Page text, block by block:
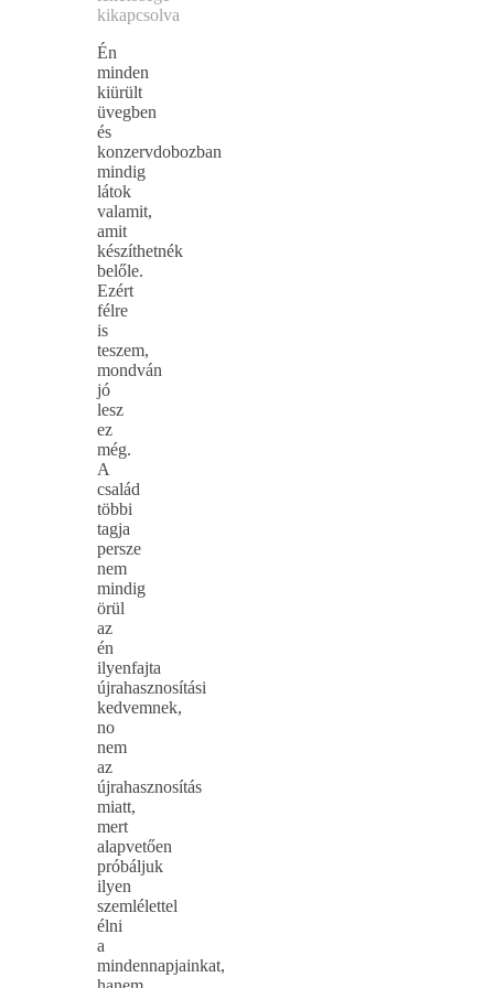
kikapcsolva
Én
minden
kiürült
üvegben
és
konzervdobozban
mindig
látok
valamit,
amit
készíthetnék
belőle.
Ezért
félre
is
teszem,
mondván
jó
lesz
ez
még.
A
család
többi
tagja
persze
nem
mindig
örül
az
én
ilyenfajta
újrahasznosítási
kedvemnek,
no
nem
az
újrahasznosítás
miatt,
mert
alapvetően
próbáljuk
ilyen
szemlélettel
élni
a
mindennapjainkat,